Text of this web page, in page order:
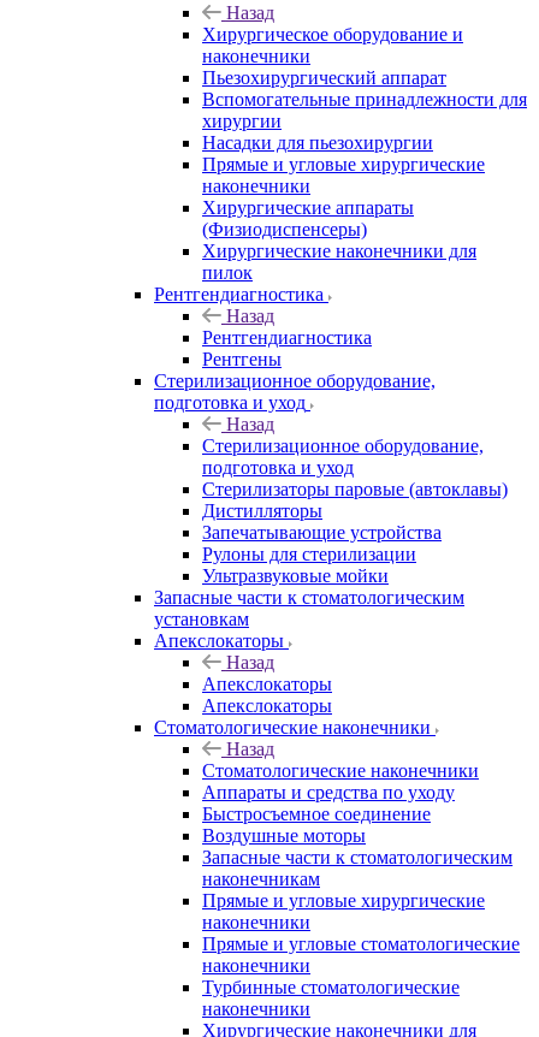
Назад
Хирургическое оборудование и
наконечники
Пьезохирургический аппарат
Вспомогательные принадлежности для
хирургии
Насадки для пьезохирургии
Прямые и угловые хирургические
наконечники
Хирургические аппараты
(Физиодиспенсеры)
Хирургические наконечники для
пилок
Рентгендиагностика
Назад
Рентгендиагностика
Рентгены
Стерилизационное оборудование,
подготовка и уход
Назад
Стерилизационное оборудование,
подготовка и уход
Стерилизаторы паровые (автоклавы)
Дистилляторы
Запечатывающие устройства
Рулоны для стерилизации
Ультразвуковые мойки
Запасные части к стоматологическим
установкам
Апекслокаторы
Назад
Апекслокаторы
Апекслокаторы
Стоматологические наконечники
Назад
Стоматологические наконечники
Аппараты и средства по уходу
Быстросъемное соединение
Воздушные моторы
Запасные части к стоматологическим
наконечникам
Прямые и угловые хирургические
наконечники
Прямые и угловые стоматологические
наконечники
Турбинные стоматологические
наконечники
Хирургические наконечники для